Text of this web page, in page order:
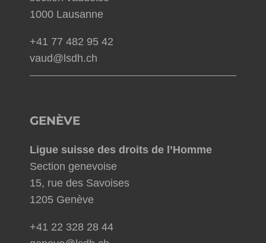
1000 Lausanne
+41 77 482 95 42
vaud@lsdh.ch
GENÈVE
Ligue suisse des droits de l’Homme
Section genevoise
15, rue des Savoises
1205 Genève
+41 22 328 28 44